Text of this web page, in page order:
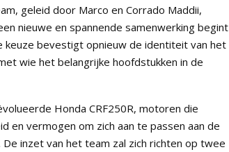
geleid door Marco en Corrado Maddii,
nieuwe en spannende samenwerking begint
bevestigt opnieuw de identiteit van het
wie het belangrijke hoofdstukken in de
Honda CRF250R, motoren die
en vermogen om zich aan te passen aan de
inzet van het team zal zich richten op twee